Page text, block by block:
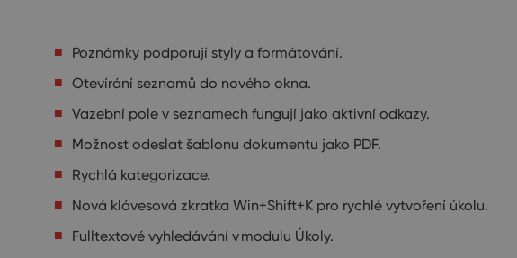
Poznámky podporují styly a formátování.
Otevírání seznamů do nového okna.
Vazební pole v seznamech fungují jako aktivní odkazy.
Možnost odeslat šablonu dokumentu jako PDF.
Rychlá kategorizace.
Nová klávesová zkratka Win+Shift+K pro rychlé vytvoření úkolu.
Fulltextové vyhledávání v modulu Úkoly.